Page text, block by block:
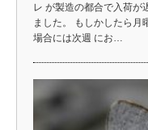
レ が製造の都合で入荷が
ました。 もしかしたら月
場合には次週 にお…